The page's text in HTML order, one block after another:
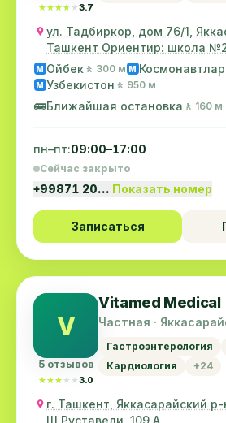
★★★★★
★★★★★3.7
ул. Тадбиркор, дом 76/1,
Ташкент Ориентир: школа
M Ойбек 🚶 300 м M Космонавтлар
M Узбекистон 🚶 950 м
🚌Ближайшая остановка 🚶 160 м
пн–пт:09:00–17:00
Сейчас закрыто
+99871 20… Показать номер
Записаться
V
5 отзывов
★★★★★
★★★★★3.0
Vitamed Medical
Частная ·
Гастроэнтерология
Кардиология
+24
г. Ташкент, Яккасарайский р-
Ш.Руставели, 109 А